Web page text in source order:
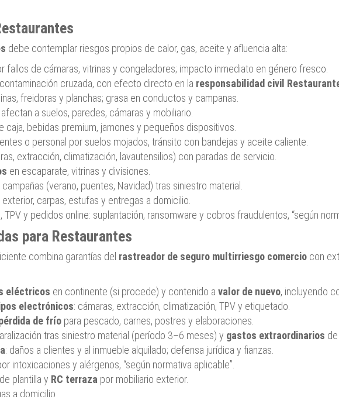
debe contemplar riesgos propios de calor, gas, aceite y afluencia alta:
fallos de cámaras, vitrinas y congeladores; impacto inmediato en género fresco.
cruzada, con efecto directo en la responsabilidad civil
freidoras y planchas; grasa en conductos y campanas.
a suelos, paredes, cámaras y mobiliario.
caja, bebidas premium, jamones y pequeños dispositivos.
o personal por suelos mojados, tránsito con bandejas y aceite caliente.
extracción, climatización, lavautensilios) con paradas de servicio.
en escaparate, vitrinas y divisiones.
campañas (verano, puentes, Navidad) tras siniestro material.
exterior, carpas, estufas y entregas a domicilio.
TPV y pedidos online: suplantación, ransomware y cobros fraudulentos, “según
para Restaurantes
combina garantías del rastreador de seguro multirriesgo comercio con
eléctricos en continente (si procede) y contenido a valor de nuevo, incluyendo
electrónicos: cámaras, extracción, climatización, TPV y etiquetado.
de frío para pescado, carnes, postres y elaboraciones.
tras siniestro material (período 3–6 meses) y gastos extraordinarios
: daños a clientes y al inmueble alquilado; defensa jurídica y fianzas.
intoxicaciones y alérgenos, “según normativa aplicable”.
plantilla y RC terraza por mobiliario exterior.
a domicilio.